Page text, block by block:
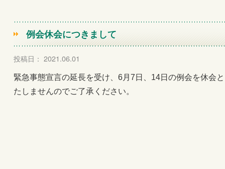
例会休会につきまして
投稿日： 2021.06.01
緊急事態宣言の延長を受け、6月7日、14日の例会を休会
たしませんのでご了承ください。